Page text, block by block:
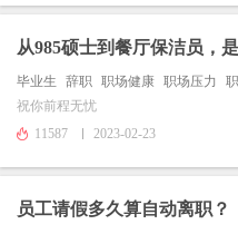
从985硕士到餐厅保洁员，
毕业生 辞职 职场健康 职场压力
祝你前程无忧
11587
2023-02-23
员工请假多久算自动离职？